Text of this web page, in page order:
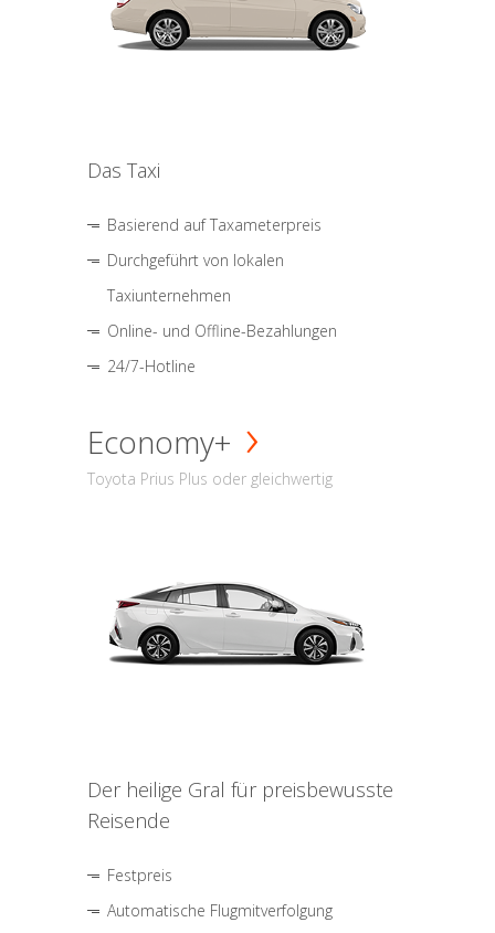
Das Taxi
Basierend auf Taxameterpreis
Durchgeführt von lokalen
Taxiunternehmen
Online- und Offline-Bezahlungen
24/7-Hotline
Economy+
Toyota Prius Plus oder gleichwertig
Der heilige Gral für preisbewusste
Reisende
Festpreis
Automatische Flugmitverfolgung